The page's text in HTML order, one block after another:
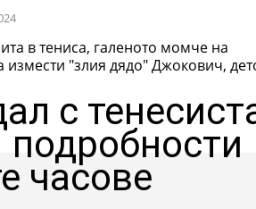
в тениса, галеното момче на
измести "злия дядо" Джокович,
с
часове